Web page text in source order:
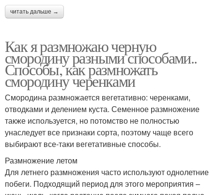
читать дальше →
Как я размножаю черную
смородину разными способами..
Способы, как размножать
смородину черенками
Смородина размножается вегетативно: черенками,
отводками и делением куста. Семенное размножение
также используется, но потомство не полностью
унаследует все признаки сорта, поэтому чаще всего
выбирают все-таки вегетативные способы.
Размножение летом
Для летнего размножения часто используют однолетние
побеги. Подходящий период для этого мероприятия –